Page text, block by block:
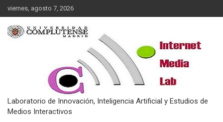
Saltar
al
contenido
viernes, agosto 7, 2026
Laboratorio de Innovación, Inteligencia Artificial y Estudios de
Medios Interactivos